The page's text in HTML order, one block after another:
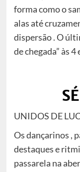
forma como o
alas até
dispersão . O
de chegada” às 4
UNIDOS DE
Os dançarinos ,
destaques e
passarela na